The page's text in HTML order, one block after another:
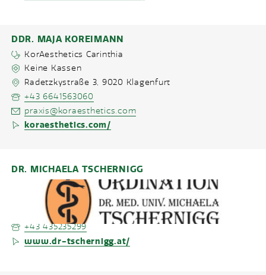
DDR. MAJA KOREIMANN
KorAesthetics Carinthia
Keine Kassen
Radetzkystraße 3, 9020 Klagenfurt
+43 6641563060
praxis@koraesthetics.com
koraesthetics.com/
DR. MICHAELA TSCHERNIGG
Ordination
Alle Kassen
Spitzgasse 3
9400 Wolfsberg
+43 435235299
www.dr-tschernigg.at/